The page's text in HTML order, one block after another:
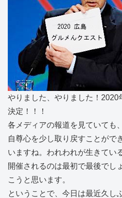
やりました、やりました！2020
決定！！！
各メディアの報道を見ていても
自尊心を少し取り戻すことがで
いますね。われわれが生きてい
開催されるのは最初で最後でし
こうと思います。
ということで、今日は最近久し